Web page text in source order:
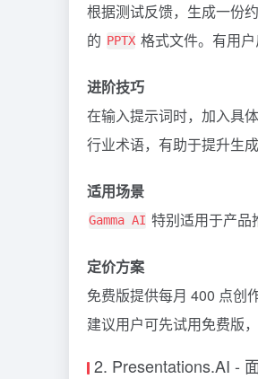
根据测试反馈，生成一份
的 PPTX 格式文件。有用
进阶技巧
在输入提示词时，加入具
行业术语，有助于提升生
适用场景
Gamma AI 特别适用于产品
定价方案
免费版提供每月 400 点创
建议用户可先试用免费版
2. Presentations.AI -